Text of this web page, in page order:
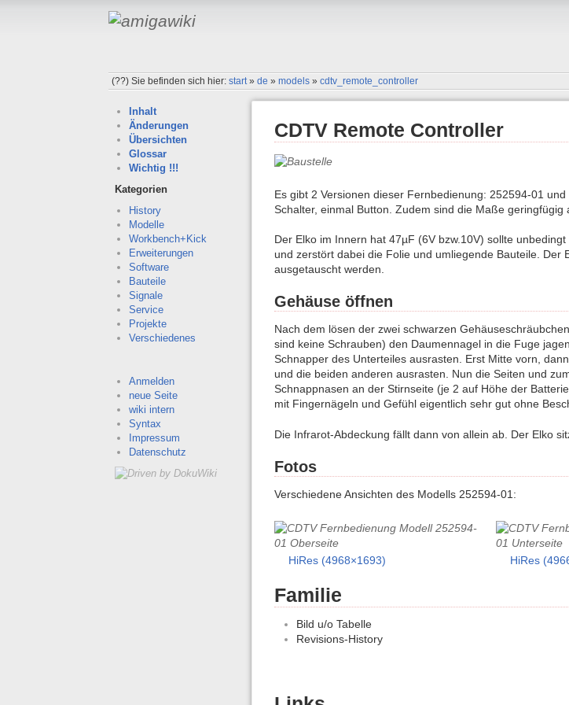
(??)Sie befinden sich hier:start»de »models »cdtv_remote_controller
Inhalt
Änderungen
Übersichten
Glossar
Wichtig !!!
Kategorien
History
Modelle
Workbench+Kick
Erweiterungen
Software
Bauteile
Signale
Service
Projekte
Verschiedenes
Anmelden
neue Seite
wiki intern
Syntax
Impressum
Datenschutz
CDTV Remote Controller
Es gibt 2 Versionen dieser Fernbedienung: 252594-01
Schalter, einmal Button. Zudem sind die Maße geringfügig
Der Elko im Innern hat 47µF (6V bzw.10V) sollte
und zerstört dabei die Folie und umliegende Bauteile. Der
ausgetauscht werden.
Gehäuse öffnen
Nach dem lösen der zwei schwarzen
sind keine Schrauben) den Daumennagel in die Fuge
Schnapper des Unterteiles ausrasten. Erst Mitte vorn,
und die beiden anderen ausrasten. Nun die Seiten und
Schnappnasen an der Stirnseite (je 2 auf Höhe der
mit Fingernägeln und Gefühl eigentlich sehr gut ohne
Die Infrarot-Abdeckung fällt dann von allein ab. Der Elko
Fotos
Verschiedene Ansichten des Modells 252594-01:
HiRes (4968×1693) HiRes
Familie
Bild u/o Tabelle
Revisions-History